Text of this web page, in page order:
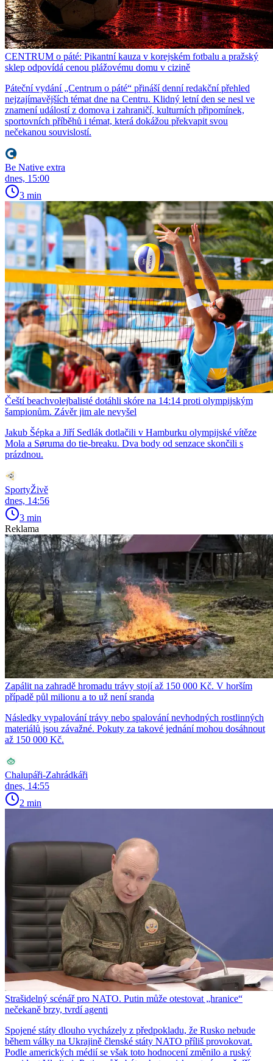
CENTRUM o páté: Pikantní kauza v korejském fotbalu a pražský
sklep odpovídá cenou plážovému domu v cizině
Páteční vydání „Centrum o páté“ přináší denní redakční přehled
nejzajímavějších témat dne na Centru. Klidný letní den se nesl ve
znamení událostí z domova i zahraničí, kulturních připomínek,
sportovních příběhů i témat, která dokážou překvapit svou
nečekanou souvislostí.
Be Native extra
dnes, 15:00
3 min
Čeští beachvolejbalisté dotáhli skóre na 14:14 proti olympijským
šampionům. Závěr jim ale nevyšel
Jakub Šépka a Jiří Sedlák dotlačili v Hamburku olympijské vítěze
Mola a Søruma do tie-breaku. Dva body od senzace skončili s
prázdnou.
SportyŽivě
dnes, 14:56
3 min
Reklama
Zapálit na zahradě hromadu trávy stojí až 150 000 Kč. V horším
případě půl milionu a to už není sranda
Následky vypalování trávy nebo spalování nevhodných rostlinných
materiálů jsou závažné. Pokuty za takové jednání mohou dosáhnout
až 150 000 Kč.
Chalupáři-Zahrádkáři
dnes, 14:55
2 min
Strašidelný scénář pro NATO. Putin může otestovat „hranice“
nečekaně brzy, tvrdí agenti
Spojené státy dlouho vycházely z předpokladu, že Rusko nebude
během války na Ukrajině členské státy NATO příliš provokovat.
Podle amerických médií se však toto hodnocení změnilo a ruský